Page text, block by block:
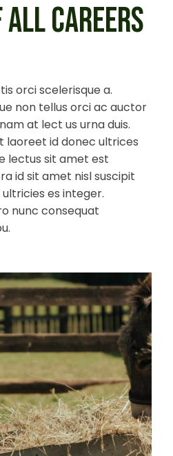
CAREERS
orci scelerisque a.
non tellus orci ac auctor
at lect us urna duis.
laoreet id donec ultrices
lectus sit amet est
id sit amet nisl suscipit
es integer.
nunc consequat